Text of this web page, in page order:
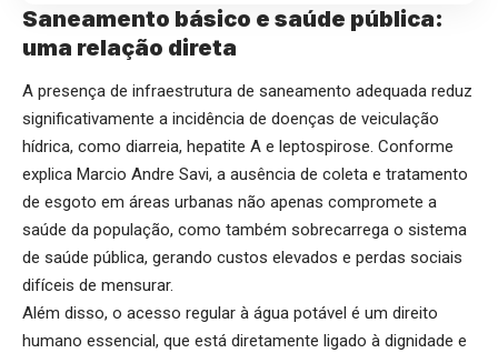
Saneamento básico e saúde pública:
uma relação direta
A presença de infraestrutura de saneamento adequada reduz
significativamente a incidência de doenças de veiculação
hídrica, como diarreia, hepatite A e leptospirose. Conforme
explica Marcio Andre Savi, a ausência de coleta e tratamento
de esgoto em áreas urbanas não apenas compromete a
saúde da população, como também sobrecarrega o sistema
de saúde pública, gerando custos elevados e perdas sociais
difíceis de mensurar.
Além disso, o acesso regular à água potável é um direito
humano essencial, que está diretamente ligado à dignidade e